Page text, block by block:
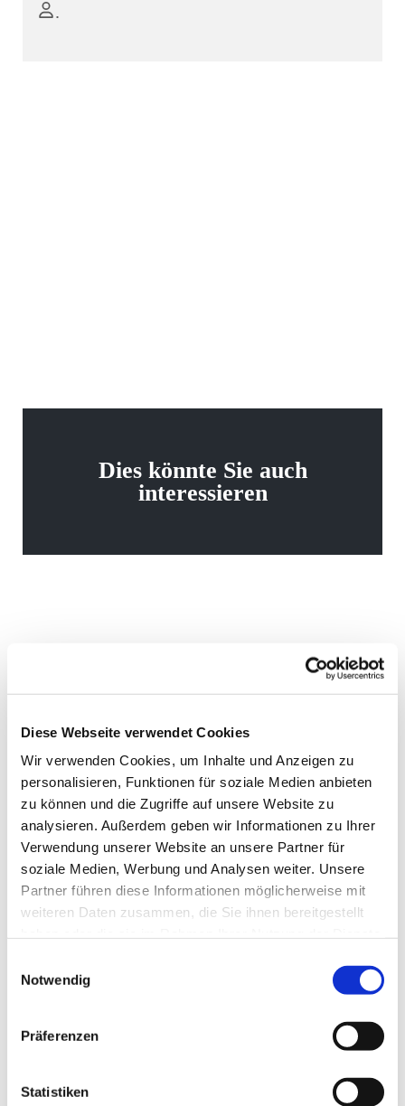
Diese Webseite verwendet Cookies
Wir verwenden Cookies, um Inhalte und Anzeigen zu
personalisieren, Funktionen für soziale Medien anbieten
zu können und die Zugriffe auf unsere Website zu
analysieren. Außerdem geben wir Informationen zu Ihrer
Verwendung unserer Website an unsere Partner für
soziale Medien, Werbung und Analysen weiter. Unsere
Partner führen diese Informationen möglicherweise mit
weiteren Daten zusammen, die Sie ihnen bereitgestellt
Notwendig
Präferenzen
Statistiken
.
Dies könnte Sie auch
interessieren
NAVIGATION
Pfarrei